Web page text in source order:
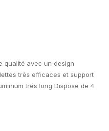
qualité avec un design
très efficaces et support
trés long Dispose de 4